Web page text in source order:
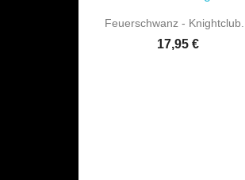
Feuerschwanz - Knightclub...
17,95 €